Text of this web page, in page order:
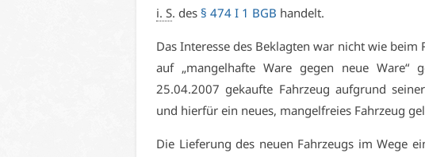
i. S. des § 474 I 1 BGB han­delt.
Das In­ter­es­se des Be­klag­ten war nicht wie beim
auf „man­gel­haf­te Wa­re ge­gen neue Wa­re“
25.04.2007 ge­kauf­te Fahr­zeug auf­grund
und hier­für ein neu­es, man­gel­frei­es Fahr­zeug
Die Lie­fe­rung des neu­en Fahr­zeugs im We­ge